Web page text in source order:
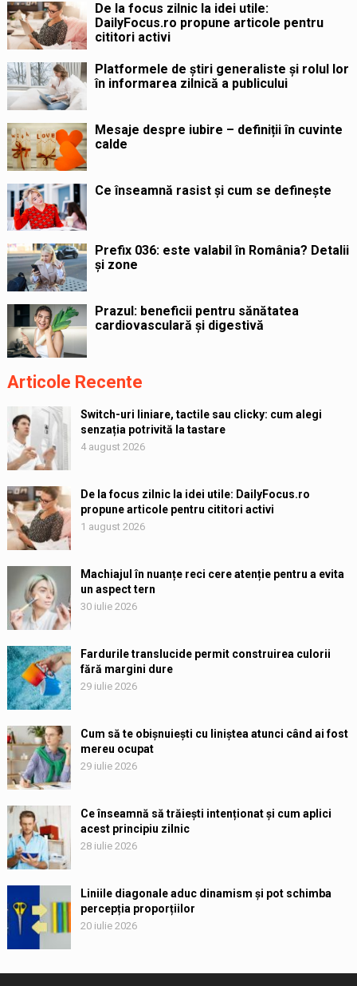
De la focus zilnic la idei utile:
DailyFocus.ro propune articole pentru
cititori activi
Platformele de știri generaliste și rolul lor
în informarea zilnică a publicului
Mesaje despre iubire – definiții în cuvinte
calde
Ce înseamnă rasist și cum se definește
Prefix 036: este valabil în România? Detalii
și zone
Prazul: beneficii pentru sănătatea
cardiovasculară și digestivă
Articole Recente
Switch-uri liniare, tactile sau clicky: cum alegi
senzația potrivită la tastare
4 august 2026
De la focus zilnic la idei utile: DailyFocus.ro
propune articole pentru cititori activi
1 august 2026
Machiajul în nuanțe reci cere atenție pentru a evita
un aspect tern
30 iulie 2026
Fardurile translucide permit construirea culorii
fără margini dure
29 iulie 2026
Cum să te obișnuiești cu liniștea atunci când ai fost
mereu ocupat
29 iulie 2026
Ce înseamnă să trăiești intenționat și cum aplici
acest principiu zilnic
28 iulie 2026
Liniile diagonale aduc dinamism și pot schimba
percepția proporțiilor
20 iulie 2026